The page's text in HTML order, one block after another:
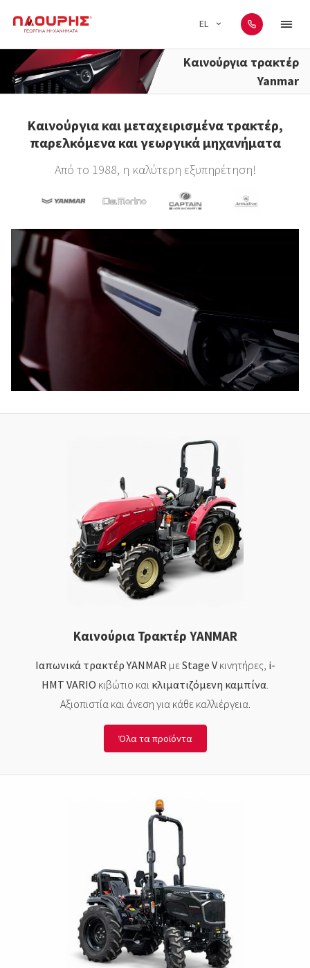
EL
Καινούργια τρακτέρ
Yanmar
Καινούργια και μεταχειρισμένα τρακτέρ,
παρελκόμενα και γεωργικά μηχανήματα
Από το 1988, η καλύτερη εξυπηρέτηση!
Καινούρια Τρακτέρ YANMAR
Ιαπωνικά τρακτέρ YANMAR μεStage Vκινητήρες, i-
HMT VARIO κιβώτιο και κλιματιζόμενη καμπίνα.
Αξιοπιστία και άνεση για κάθε καλλιέργεια.
Όλα τα προϊόντα